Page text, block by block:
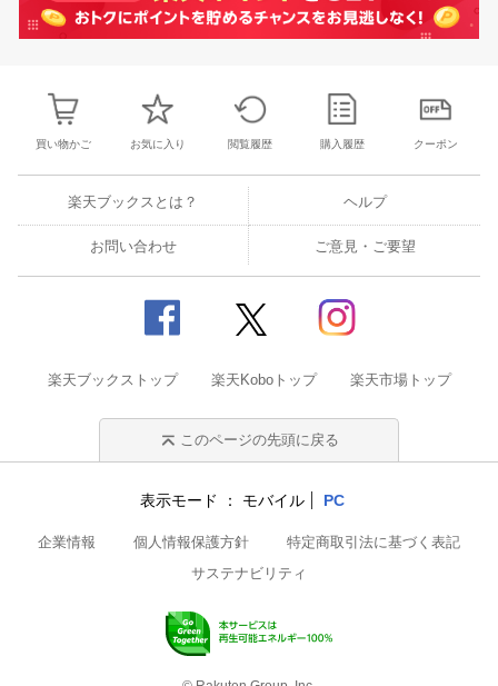
買い物かご お気に入り 閲覧履歴 購入履歴 クーポン
楽天ブックスとは？ ヘルプ
お問い合わせ ご意見・ご要望
楽天ブックストップ 楽天Koboトップ 楽天市場トップ
このページの先頭に戻る
表示モード モバイル PC
企業情報 個人情報保護方針
特定商取引法に基づく表記
サステナビリティ